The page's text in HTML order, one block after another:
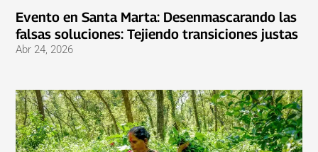
Evento en Santa Marta: Desenmascarando las
falsas soluciones: Tejiendo transiciones justas
Abr 24, 2026